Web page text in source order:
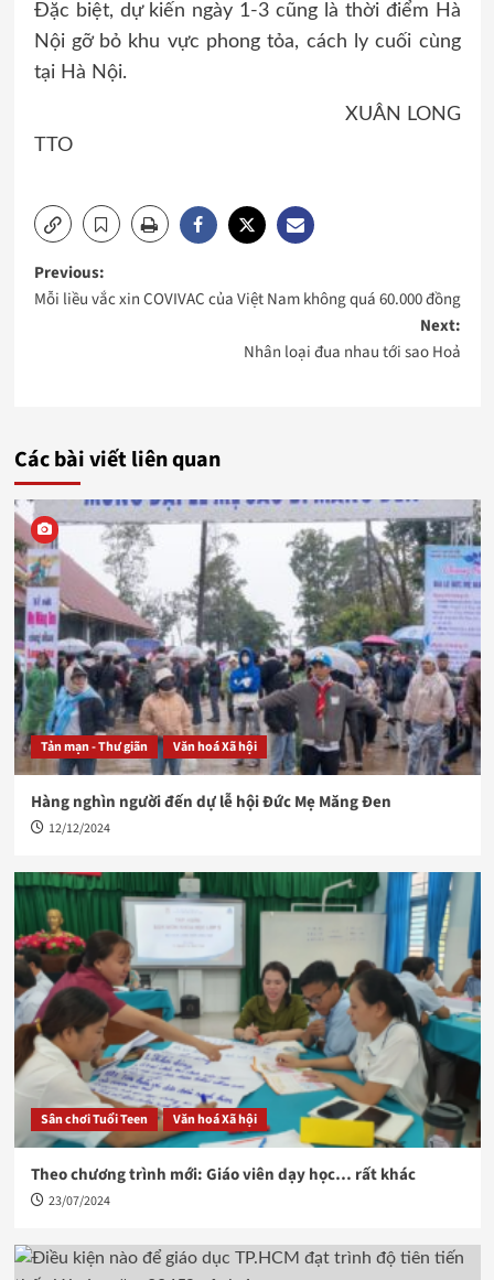
Đặc biệt, dự kiến ngày 1-3 cũng là thời điểm Hà
Nội gỡ bỏ khu vực phong tỏa, cách ly cuối cùng
tại Hà Nội.
XUÂN LONG
TTO
Post
Previous:
Mỗi liều vắc xin COVIVAC của Việt Nam không quá 60.000 đồng
Next:
Nhân loại đua nhau tới sao Hoả
Các bài viết liên quan
Tản mạn - Thư giãn Văn hoá Xã hội
Hàng nghìn người đến dự lễ hội Đức Mẹ Măng Đen
12/12/2024
Sân chơi Tuổi Teen Văn hoá Xã hội
Theo chương trình mới: Giáo viên dạy học… rất khác
23/07/2024